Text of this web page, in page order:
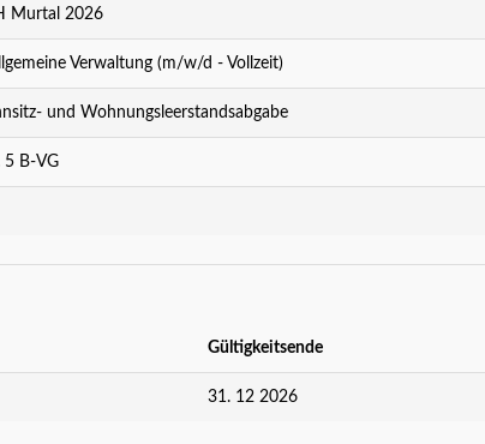
Murtal 2026
Verwaltung (m/w/d - Vollzeit)
und Wohnungsleerstandsabgabe
5 B-VG
Gültigkeitsende
31. 12 2026